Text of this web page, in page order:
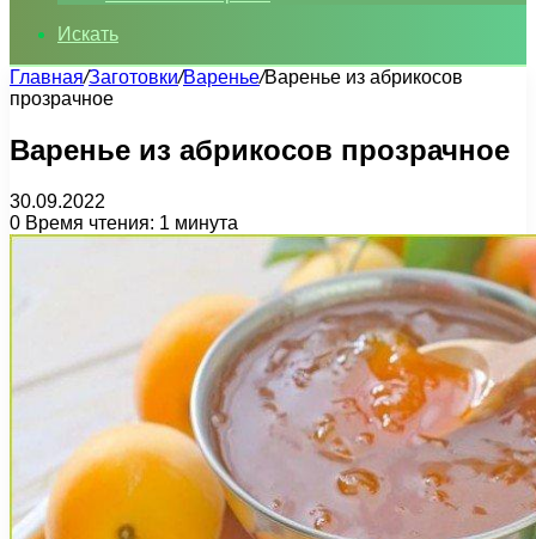
Искать
Главная/Заготовки/Варенье/Варенье из абрикосов
прозрачное
Варенье из абрикосов прозрачное
30.09.2022
0 Время чтения: 1 минута